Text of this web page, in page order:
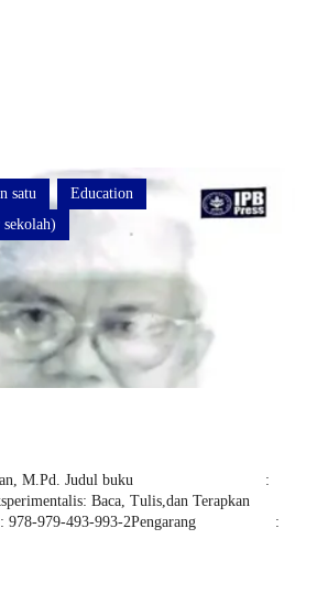
satu
Education
M.Pd. Judul buku :
Baca, Tulis,dan Terapkan
493-993-2Pengarang :